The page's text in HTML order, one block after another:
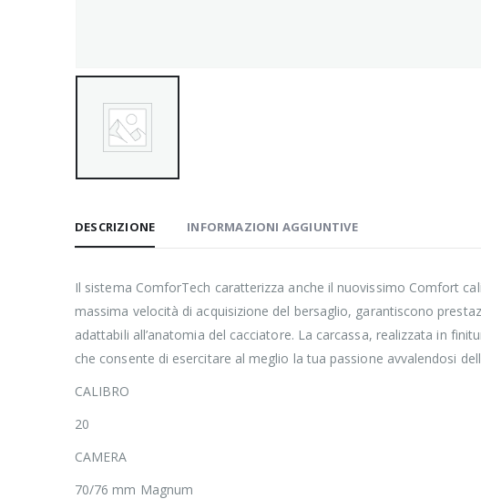
DESCRIZIONE INFORMAZIONI AGGIUNTIVE
Il sistema ComforTech caratterizza anche il nuovissimo Comfort
massima velocità di acquisizione del bersaglio, garantiscono
adattabili all’anatomia del cacciatore. La carcassa, realizzata in
che consente di esercitare al meglio la tua passione avvalendosi
CALIBRO
20
CAMERA
70/76 mm Magnum